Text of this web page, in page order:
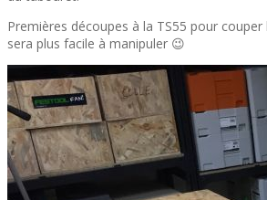
Premières découpes à la TS55 pour couper
sera plus facile à manipuler 😉